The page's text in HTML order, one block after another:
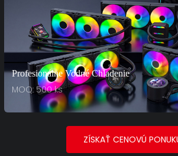
Profesionálne Vodné Chladenie
MOQ: 500 ks
ZÍSKAŤ CENOVÚ